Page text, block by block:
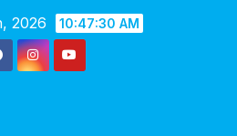
2026 10:47:31 AM